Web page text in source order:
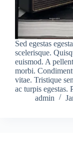
Sed egestas
scelerisque.
euismod. A
morbi.
vitae. Tristique
ac turpis
admin